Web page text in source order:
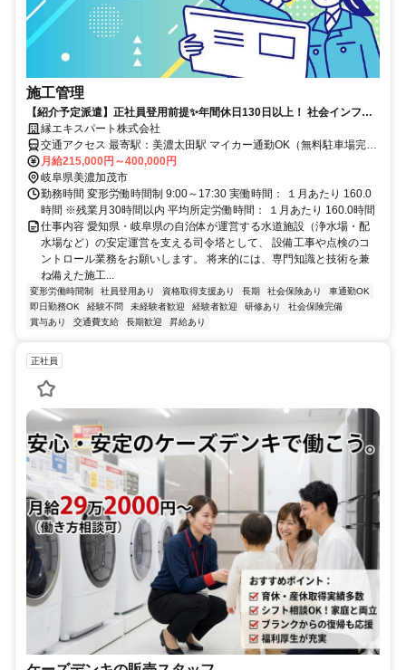
施工管理
【紹介予定派遣】正社員登用前提✨年間休日130日以上！ 社会インフラ
を支える安定企業で、一生モノのキャリアを。
縁エキスパート株式会社
交通アクセス 最寄駅：美濃太田駅 マイカー通勤OK（無料駐車場完
備） ★直行直帰OK
月給215,000円～400,000円
岐阜県美濃加茂市
勤務時間 変形労働時間制 9:00～17:30 実働時間： １月あたり 160.0
時間 ※残業月30時間以内 平均所定労働時間： １月あたり 160.0時間
仕事内容 愛知県・岐阜県の自治体が運営する水道施設（浄水場・配
水場など）の安定運営を支える司令塔として、 設備工事や点検のコ
ントロール業務をお願いします。 将来的には、専門知識と技術を兼
ね備えた施工...
変形労働時間制 社員登用あり 資格取得支援あり 長期 社会保険あり
車通勤OK
即日勤務OK
経験不問 未経験者歓迎 経験者歓迎 研修あり
社会保険完備
賞与あり
交通費支給 長期歓迎 昇給あり
正社員